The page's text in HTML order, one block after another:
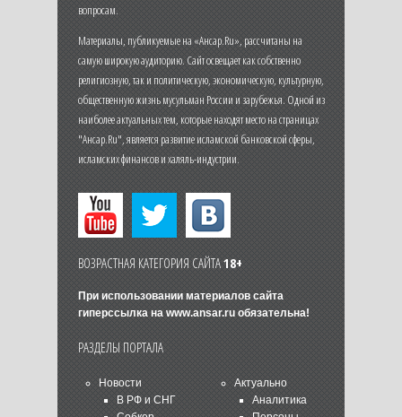
вопросам.
Материалы, публикуемые на «Ансар.Ru», рассчитаны на
самую широкую аудиторию. Сайт освещает как собственно
религиозную, так и политическую, экономическую, культурную,
общественную жизнь мусульман России и зарубежья. Одной из
наиболее актуальных тем, которые находят место на страницах
"Ансар.Ru", является развитие исламской банковской сферы,
исламских финансов и халяль-индустрии.
ВОЗРАСТНАЯ КАТЕГОРИЯ САЙТА18+
При использовании материалов сайта
гиперссылка на www.ansar.ruобязательна!
РАЗДЕЛЫ ПОРТАЛА
Новости
В РФ и СНГ
Актуально
Аналитика